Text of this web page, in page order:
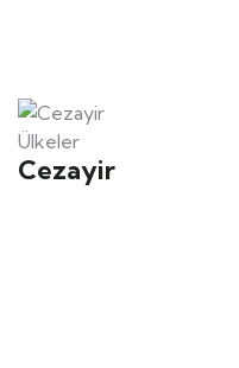
Ülkeler
Cezayir